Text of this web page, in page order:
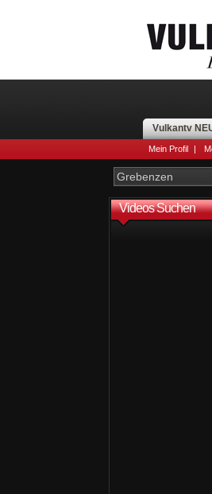
Vulkantv
Mein Profil |
Videos Suchen